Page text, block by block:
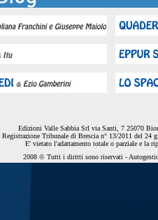
Edizioni Valle Sabbia Srl via Santi, 7 25070
Registrazione Tribunale di Brescia n° 13/2011 del
E' vietato l'adattamento totale o parziale e la
2008 © Tutti i diritti sono riservati -